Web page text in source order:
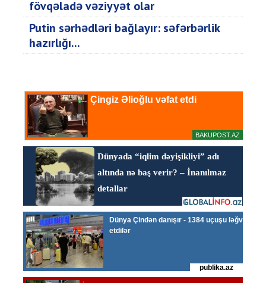
fövqəladə vəziyyət olar
Putin sərhədləri bağlayır: səfərbərlik
hazırlığı...